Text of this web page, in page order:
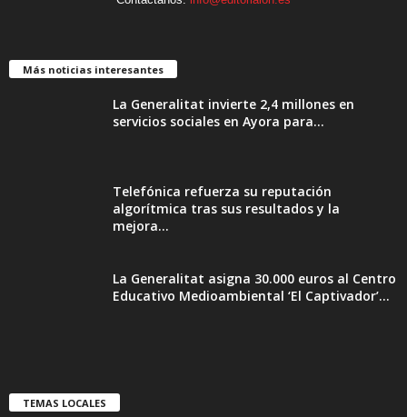
Más noticias interesantes
La Generalitat invierte 2,4 millones en
servicios sociales en Ayora para...
Telefónica refuerza su reputación
algorítmica tras sus resultados y la
mejora...
La Generalitat asigna 30.000 euros al Centro
Educativo Medioambiental ‘El Captivador’...
TEMAS LOCALES